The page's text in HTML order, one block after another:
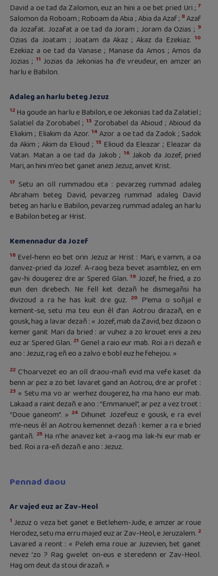
David a oe tad da Zalomon, euz an hini a oe bet pried Uri ; 7
Salomon da Roboam ; Roboam da Abia ; Abia da Azaf ; 8Azaf
da Jozafat. Jozafat a oe tad da Joram ; Joram da Ozias ; 9
Ozias da Joatam ; Joatam da Akaz ; Akaz da Ezekiaz. 10
Ezekiaz a oe tad da Vanase ; Manase da Amos ; Amos da
Jozias ; 11 Jozias da Jekonias ha d’e vreudeur, en amzer an
harlu e Babilon.
Adaleg an harlu beteg Jezuz
12 Ha goude an harlu e Babilon, e oe Jekonias tad da Zalatiel ;
Salatiel da Zorobabel ; 13 Zorobabel da Abioud ; Abioud da
Eliakim ; Eliakim da Azor. 14Azor a oe tad da Zadok ; Sadok
da Akim ; Akim da Elioud ; 15Elioud da Eleazar ; Eleazar da
Vatan. Matan a oe tad da Jakob ; 16 Jakob da Jozef, pried
Mari, an hini m’eo bet ganet anezi Jezuz, anvet Krist.
17 Setu an oll rummadou eta : pevarzeg rummad adaleg
Abraham beteg David, pevarzeg rummad adaleg David
beteg an harlu e Babilon, pevarzeg rummad adaleg an harlu
e Babilon beteg ar Hrist.
Kemennadur da Jozef
18 Evel-henn eo bet orin Jezuz ar Hrist : Mari, e vamm, a oa
danvez-pried da Jozef. A-raog beza bevet asamblez, en em
gav-hi dougerez dre ar Spered Glan.19 Jozef, he fried, a zo
eun den direbech. Ne fell ket dezañ he dismegañsi ha
divizoud a ra he has kuit dre guz. 20 P’ema o soñjal e
kement-se, setu ma teu eun êl d’an Aotrou dirazañ, en e
gousk, hag a lavar dezañ : « Jozef, mab da Zavid, bez dizaon o
kemer ganit Mari da bried : ar vuhez a zo krouet enni a zeu
euz ar Spered Glan.21 Genel a raio eur mab. Roi a ri dezañ e
ano : Jezuz, rag eñ eo a zalvo e bobl euz he fehejou. »
22 C’hoarvezet eo an oll draou-mañ evid ma vefe kaset da
benn ar pez a zo bet lavaret gand an Aotrou, dre ar profet :
23 « Setu ma vo ar werhez dougerez, ha ma hano eur mab.
Lakaad a raint dezañ e ano : “Emmanuel”, ar pez a vez troet :
“Doue ganeom”. »24 Dihunet Jozefeuz e gousk, e ra evel
m’e-neus êl an Aotrou kemennet dezañ : kemer a ra e bried
gantañ. 25Ha n’he anavez ket a-raog ma lak-hi eur mab er
bed. Roi a ra-eñ dezañ e ano : Jezuz.
Pennad daou
Ar vajed euz ar Zav-Heol
1 Jezuz o veza bet ganet e Betlehem-Jude, e amzer ar roue
Herodez, setu ma erru majed euz ar Zav-Heol, e Jeruzalem. 2
Lavared a reont : « Peleh ema roue ar Juzevien, bet ganet
nevez ’zo ? Rag gwelet on-eus e steredenn er Zav-Heol.
Hag om deut da stoui dirazañ. »